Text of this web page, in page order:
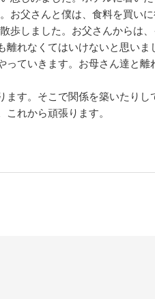
お父さんと僕は、食料を買い
歩しました。お父さんからは
れなくてはいけないと思いま
ていきます。お母さん達と
す。そこで関係を築いたりし
れから頑張ります。